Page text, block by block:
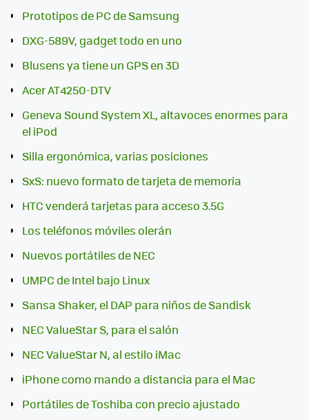
Prototipos de PC de Samsung
DXG-589V, gadget todo en uno
Blusens ya tiene un GPS en 3D
Acer AT4250-DTV
Geneva Sound System XL, altavoces enormes para
el iPod
Silla ergonómica, varias posiciones
SxS: nuevo formato de tarjeta de memoria
HTC venderá tarjetas para acceso 3.5G
Los teléfonos móviles olerán
Nuevos portátiles de NEC
UMPC de Intel bajo Linux
Sansa Shaker, el DAP para niños de Sandisk
NEC ValueStar S, para el salón
NEC ValueStar N, al estilo iMac
iPhone como mando a distancia para el Mac
Portátiles de Toshiba con precio ajustado